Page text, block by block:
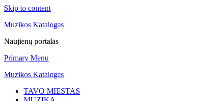
Skip to content
Muzikos Katalogas
Naujienų portalas
Primary Menu
Muzikos Katalogas
TAVO MIESTAS